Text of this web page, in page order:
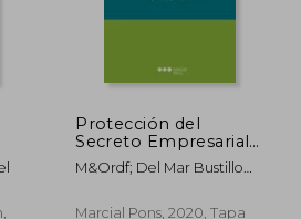
Protección del
Secreto Empresarial
en la Directiva (Ue)
2016
M&Ordf; Del Mar Bustillo
Marcial Pons, 2020, Tapa